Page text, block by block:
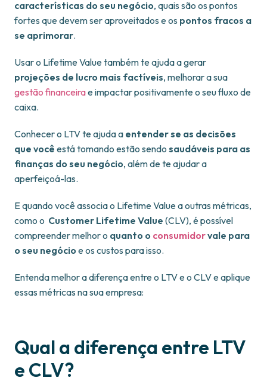
características do seu negócio, quais são os pontos
fortes que devem ser aproveitados e os pontos fracos a
se aprimorar.
Usar o Lifetime Value também te ajuda a gerar
projeções de lucro mais factíveis, melhorar a sua
gestão financeirae impactar positivamente o seu fluxo de
caixa.
Conhecer o LTV te ajuda a entender se as decisões
que você está tomando estão sendo saudáveis para as
finanças do seu negócio, além de te ajudar a
aperfeiçoá-las.
E quando você associa o Lifetime Value a outras métricas,
como o Customer Lifetime Value (CLV), é possível
compreender melhor o quanto o consumidorvale para
o seu negócio e os custos para isso.
Entenda melhor a diferença entre o LTV e o CLV e aplique
essas métricas na sua empresa:
Qual a diferença entre LTV
e CLV?